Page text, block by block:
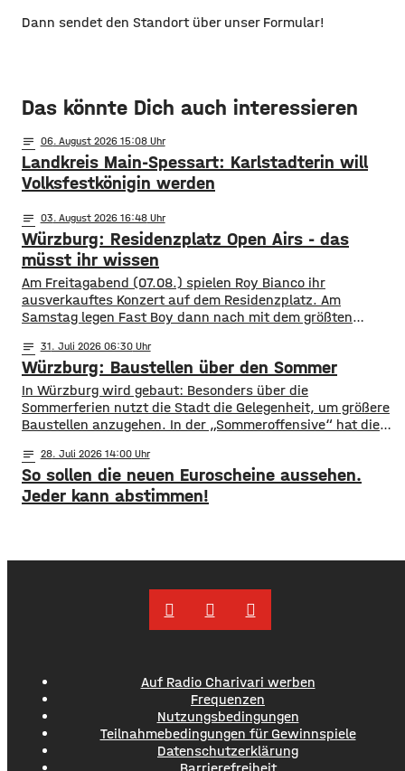
Dann sendet den Standort über unser Formular!
Das könnte Dich auch interessieren
notes 06. August 2026 15:08
Landkreis Main-Spessart: Karlstadterin will
Volksfestkönigin werden
notes 03. August 2026 16:48
Würzburg: Residenzplatz Open Airs - das
müsst ihr wissen
Am Freitagabend (07.08.) spielen Roy Bianco ihr
ausverkauftes Konzert auf dem Residenzplatz. Am
Samstag legen Fast Boy dann nach mit dem größten
Konzertwochenende wissen müsst, gibt es hier.
Straßensperrungen: vom 07.08. 6 Uhr bis 09.08. 5 Uhr
Rennweg vollständig gesperrt Balthasar-Neumann-
Promenade zwischen den Einmündungen Neubau- und
Theaterstraße
notes 31. Juli 2026 06:30
Würzburg: Baustellen über den Sommer
​​In Würzburg wird gebaut: Besonders über die
Sommerferien nutzt die Stadt die Gelegenheit, um größere
Baustellen anzugehen. In der „Sommeroffensive“ hat die
anderem die Sperrung der B27-Brücke bekanntgegeben.
Eine Übersicht über alle aktuellen Baustellen findet ihr
hier. ​Sperrung B27-Brücke ​Eine der größten
Einschränkungen wird für Autofahrer die Sperrung der B27-
notes 28. Juli 2026 14:00
So sollen die neuen Euroscheine aussehen.
Jeder kann abstimmen!
Auf Radio Charivari werben
Frequenzen
Nutzungsbedingungen
Teilnahmebedingungen für Gewinnspiele
Datenschutzerklärung